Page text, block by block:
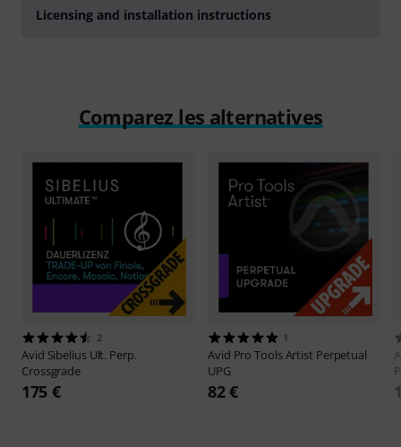
Licensing and installation instructions
Comparez les alternatives
2
Avid Sibelius Ult. Perp.
Crossgrade
175 €
1
Avid Pro Tools Artist Perpetual
UPG
82 €